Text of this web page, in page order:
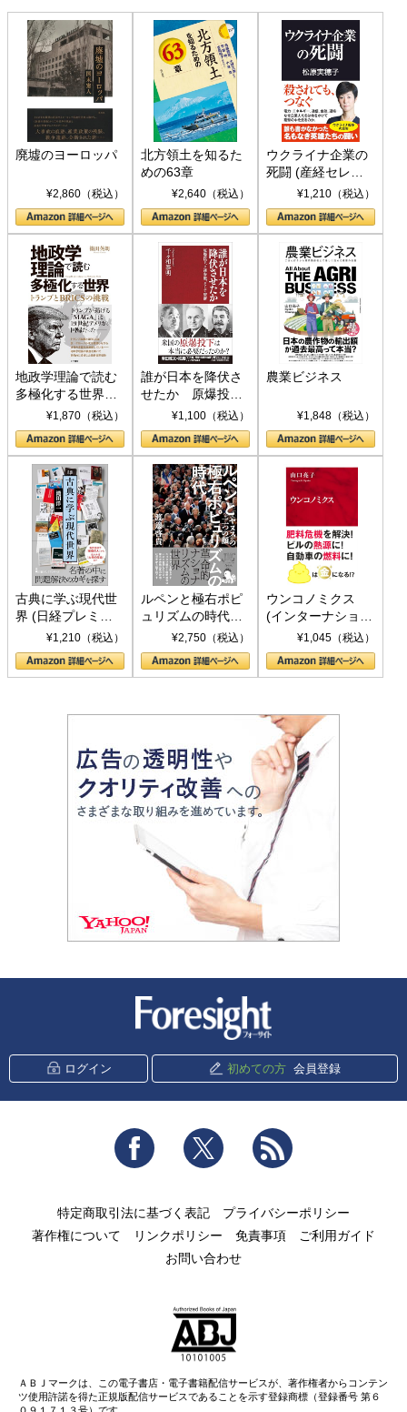
廃墟のヨーロッパ
¥2,860（税込）
北方領土を知るた
めの63章
¥2,640（税込）
ウクライナ企業の
死闘 (産経セレク
ト S 039)¥1,210（税込）
地政学理論で読む
多極化する世界：
トランプとBRICS
の挑戦
¥1,870（税込）
誰が日本を降伏さ
せたか 原爆投
下、ソ連参戦、そ
して聖断 (PHP新
書)
¥1,100（税込）
農業ビジネス
¥1,848（税込）
古典に学ぶ現代世
界 (日経プレミア
シリーズ)¥1,210（税込）
ルペンと極右ポピ
ュリズムの時代：
〈ヤヌス〉の二つ
の顔
¥2,750（税込）
ウンコノミクス
(インターナショナ
ル新書)¥1,045（税込）
ログイン 初めての方 会員登録
Facebook Twitter
特定商取引法に基づく表記
プライバシーポリシー
著作権について
リンクポリシー 免責事項
ご利用ガイド
お問い合わせ
ＡＢＪマークは、この電子書店・電子書籍配信サービスが、著作権者からコンテン
ツ使用許諾を得た正規版配信サービスであることを示す登録商標（登録番号 第６